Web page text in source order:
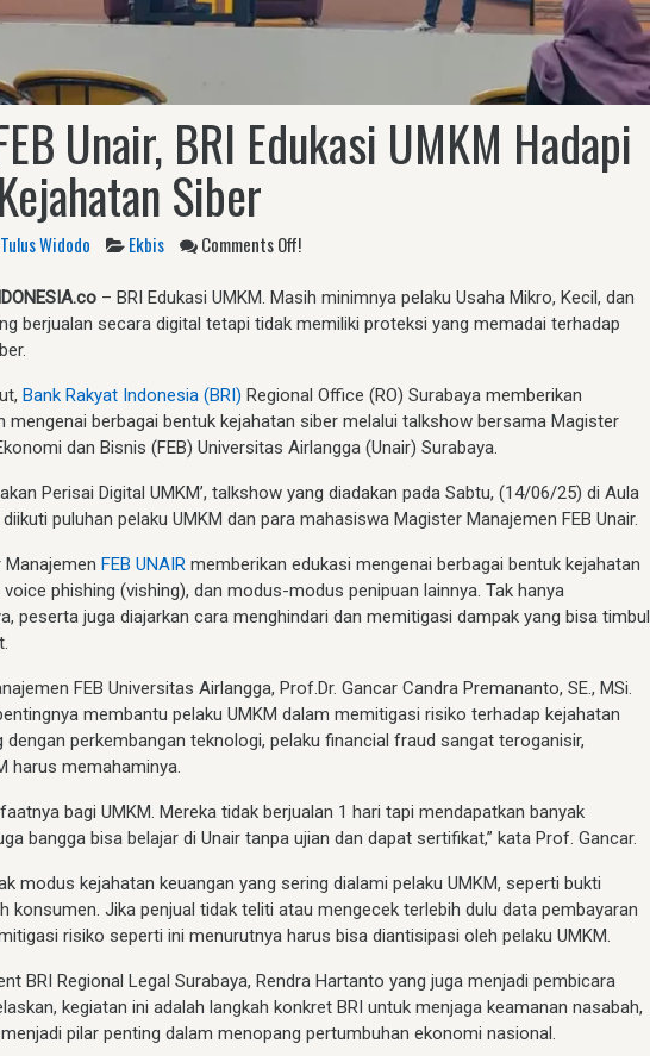
Unair, BRI Edukasi UMKM Hadapi
Siber
Tulus Widodo Ekbis Comments Off!
– BRI Edukasi UMKM. Masih minimnya pelaku Usaha Mikro, Kecil, dan
berjualan secara digital tetapi tidak memiliki proteksi yang memadai terhadap
Bank Rakyat Indonesia (BRI) Regional Office (RO) Surabaya memberikan
mengenai berbagai bentuk kejahatan siber melalui talkshow bersama Magister
dan Bisnis (FEB) Universitas Airlangga (Unair) Surabaya.
Perisai Digital UMKM’, talkshow yang diadakan pada Sabtu, (14/06/25) di Aula
puluhan pelaku UMKM dan para mahasiswa Magister Manajemen FEB Unair.
FEB UNAIR memberikan edukasi mengenai berbagai bentuk kejahatan
phishing (vishing), dan modus-modus penipuan lainnya. Tak hanya
peserta juga diajarkan cara menghindari dan memitigasi dampak yang bisa timbul
FEB Universitas Airlangga, Prof.Dr. Gancar Candra Premananto, SE., MSi.
membantu pelaku UMKM dalam memitigasi risiko terhadap kejahatan
dengan perkembangan teknologi, pelaku financial fraud sangat teroganisir,
harus memahaminya.
bagi UMKM. Mereka tidak berjualan 1 hari tapi mendapatkan banyak
bangga bisa belajar di Unair tanpa ujian dan dapat sertifikat,” kata Prof. Gancar.
modus kejahatan keuangan yang sering dialami pelaku UMKM, seperti bukti
konsumen. Jika penjual tidak teliti atau mengecek terlebih dulu data pembayaran
risiko seperti ini menurutnya harus bisa diantisipasi oleh pelaku UMKM.
BRI Regional Legal Surabaya, Rendra Hartanto yang juga menjadi pembicara
kegiatan ini adalah langkah konkret BRI untuk menjaga keamanan nasabah,
pilar penting dalam menopang pertumbuhan ekonomi nasional.